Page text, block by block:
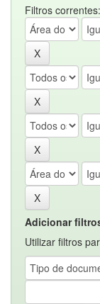
Filtros correntes:
Adicionar
Utilizar filtros